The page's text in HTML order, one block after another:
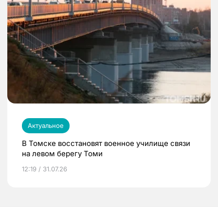
Актуальное
В Томске восстановят военное училище связи
на левом берегу Томи
12:19 / 31.07.26